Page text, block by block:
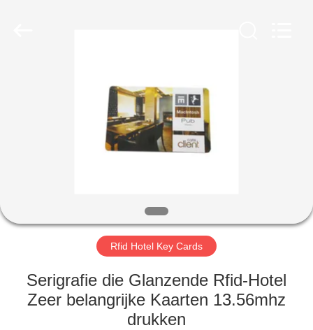
PRODUCTEN
FABRIEKSREIS
KWALITEITSCONTROLE
CONTACTEER
Rfid Hotel Key Cards
Serigrafie die Glanzende Rfid-Hotel
Zeer belangrijke Kaarten 13.56mhz
drukken